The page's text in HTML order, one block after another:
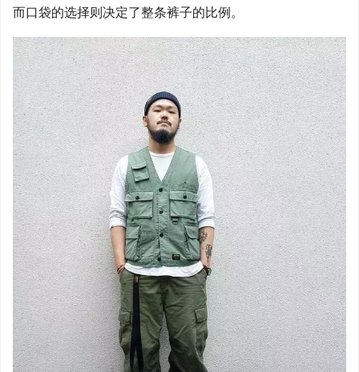
而口袋的选择则决定了整条裤子的比例。